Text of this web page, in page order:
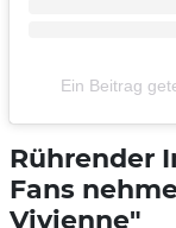
Ein Beitrag
Rührender
Fans
Vivienne"